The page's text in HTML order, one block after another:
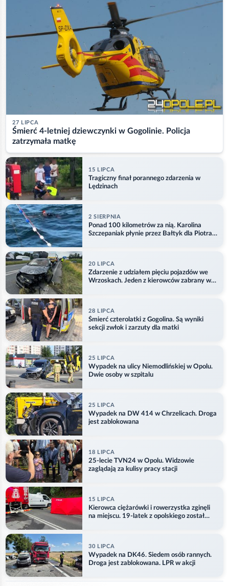
27 LIPCA
Śmierć 4-letniej dziewczynki w Gogolinie. Policja
zatrzymała matkę
15 LIPCA
Tragiczny finał porannego zdarzenia w
Lędzinach
2 SIERPNIA
Ponad 100 kilometrów za nią. Karolina
Szczepaniak płynie przez Bałtyk dla Piotra.
20 LIPCA
Zdarzenie z udziałem pięciu pojazdów we
Wrzoskach. Jeden z kierowców zabrany w
28 LIPCA
Śmierć czterolatki z Gogolina. Są wyniki
sekcji zwłok i zarzuty dla matki
25 LIPCA
Wypadek na ulicy Niemodlińskiej w Opolu.
Dwie osoby w szpitalu
25 LIPCA
Wypadek na DW 414 w Chrzelicach. Droga
jest zablokowana
18 LIPCA
25-lecie TVN24 w Opolu. Widzowie
zaglądają za kulisy pracy stacji
15 LIPCA
Kierowca ciężarówki i rowerzystka zginęli
na miejscu. 19-latek z opolskiego został
30 LIPCA
Wypadek na DK46. Siedem osób rannych.
Droga jest zablokowana. LPR w akcji